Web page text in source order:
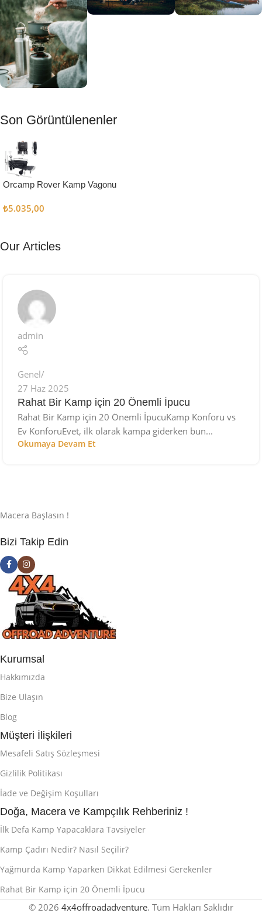
Muftağı
Kampçı
Şefler İçin
Keşfet
Son Görüntülenenler
Orcamp Rover Kamp Vagonu
₺5.035,00
Our Articles
admin
Genel
27 Haz 2025
Rahat Bir Kamp için 20 Önemli İpucu
Rahat Bir Kamp için 20 Önemli İpucuKamp Konforu vs
Ev KonforuEvet, ilk olarak kampa giderken bun...
Okumaya Devam Et
Macera Başlasın !
Bizi Takip Edin
Kurumsal
Hakkımızda
Bize Ulaşın
Blog
Müşteri İlişkileri
Mesafeli Satış Sözleşmesi
Gizlilik Politikası
İade ve Değişim Koşulları
Doğa, Macera ve Kampçılık Rehberiniz !
İlk Defa Kamp Yapacaklara Tavsiyeler
Kamp Çadırı Nedir? Nasıl Seçilir?
Yağmurda Kamp Yaparken Dikkat Edilmesi Gerekenler
Rahat Bir Kamp için 20 Önemli İpucu
© 2026 4x4offroadadventure. Tüm Hakları Saklıdır